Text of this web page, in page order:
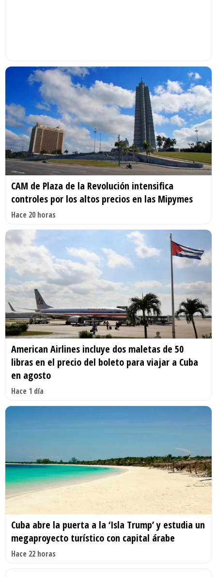
CAM de Plaza de la Revolución intensifica
controles por los altos precios en las Mipymes
Hace 20 horas
American Airlines incluye dos maletas de 50
libras en el precio del boleto para viajar a Cuba
en agosto
Hace 1 día
Cuba abre la puerta a la ‘Isla Trump’ y estudia un
megaproyecto turístico con capital árabe
Hace 22 horas